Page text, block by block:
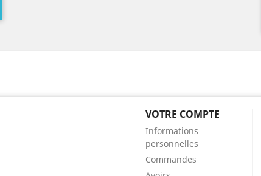
VOTRE COMPTE
Informations
personnelles
Commandes